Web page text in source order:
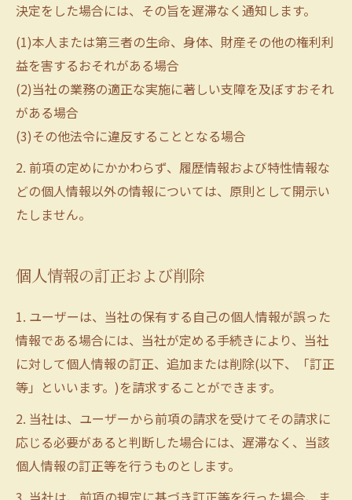
決定をした場合には、その旨を遅滞なく通知します。
(1)本人または第三者の生命、身体、財産その他の権利利
益を害するおそれがある場合
(2)当社の業務の適正な実施に著しい支障を及ぼすおそれ
がある場合
(3)その他法令に違反することとなる場合
2. 前項の定めにかかわらず、履歴情報および特性情報な
どの個人情報以外の情報については、原則として開示い
たしません。
個人情報の訂正および削除
1. ユーザーは、当社の保有する自己の個人情報が誤った
情報である場合には、当社が定める手続きにより、当社
に対して個人情報の訂正、追加または削除(以下、「訂正
等」といいます。)を請求することができます。
2. 当社は、ユーザーから前項の請求を受けてその請求に
応じる必要があると判断した場合には、遅滞なく、当該
個人情報の訂正等を行うものとします。